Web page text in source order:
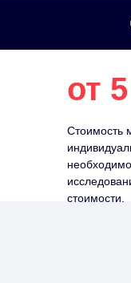
от
Стоимость
стоимости.